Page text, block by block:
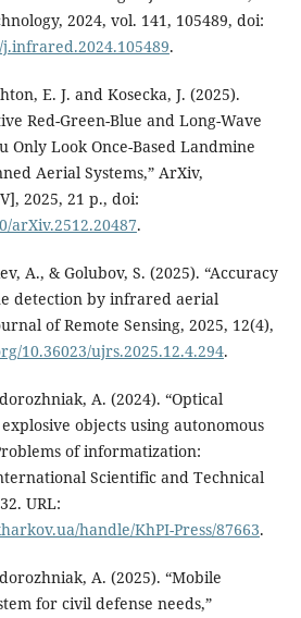
2024, vol. 141, 105489, doi:
.
E. J. and Kosecka, J. (2025).
Red-Green-Blue and Long-Wave
Only Look Once-Based Landmine
Aerial Systems,” ArXiv,
2025, 21 p., doi:
arXiv.2512.20487.
A., & Golubov, S. (2025). “Accuracy
detection by infrared aerial
of Remote Sensing, 2025, 12(4),
10.36023/ujrs.2025.12.4.294.
A. (2024). “Optical
objects using autonomous
of informatization:
Scientific and Technical
URL:
handle/KhPI-Press/87663.
A. (2025). “Mobile
for civil defense needs,”